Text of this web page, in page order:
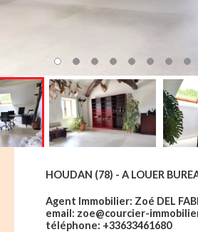
HOUDAN (78) - A LOUER
Agent Immobilier: Zoé DEL
email: zoe@courcier-
téléphone: +33633461680